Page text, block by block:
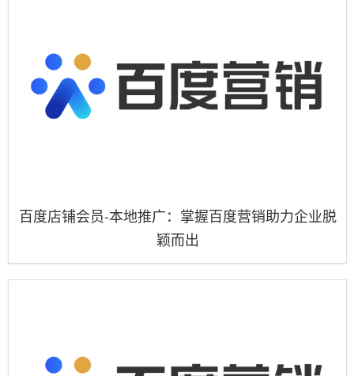
百度店铺会员-本地推广：掌握百度营销助力企业脱
颖而出